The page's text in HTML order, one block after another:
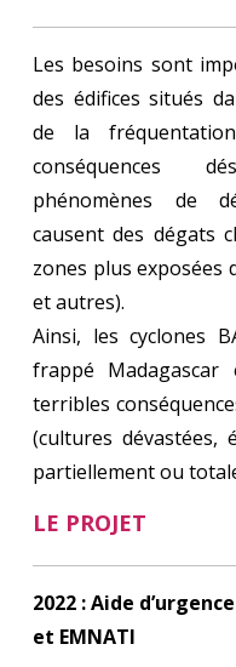
Les besoins sont
des édifices situés
de la
conséquences
phénomènes de
causent des dégats
zones plus exposées
et autres).
Ainsi, les cyclones
frappé
terribles
(cultures dévastées,
partiellement ou
LE PROJET
2022 : Aide
et EMNATI